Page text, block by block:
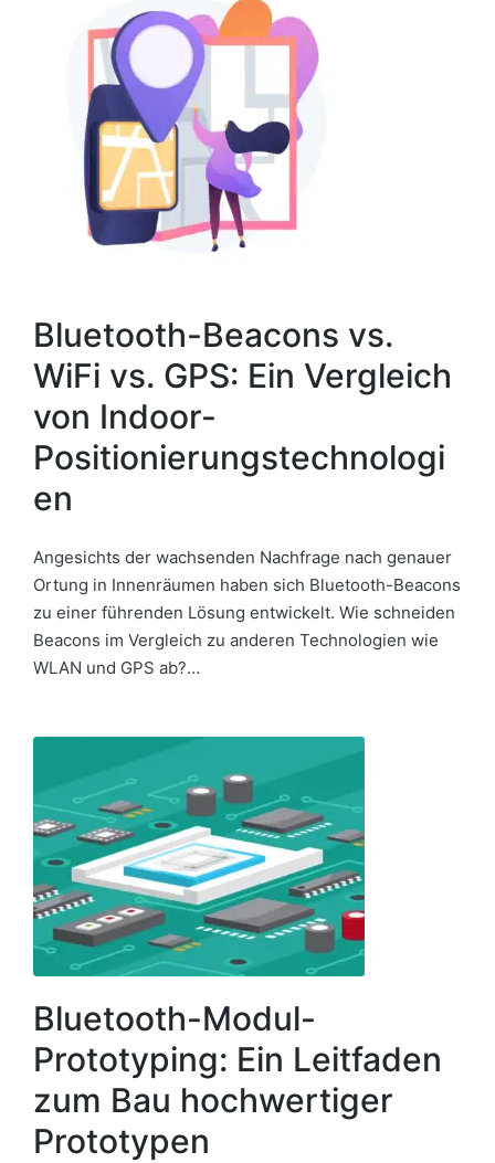
Bluetooth-Beacons vs.
WiFi vs. GPS: Ein Vergleich
von Indoor-
Positionierungstechnologi
en
Angesichts der wachsenden Nachfrage nach genauer
Ortung in Innenräumen haben sich Bluetooth-Beacons
zu einer führenden Lösung entwickelt. Wie schneiden
Beacons im Vergleich zu anderen Technologien wie
WLAN und GPS ab?…
Bluetooth-Modul-
Prototyping: Ein Leitfaden
zum Bau hochwertiger
Prototypen